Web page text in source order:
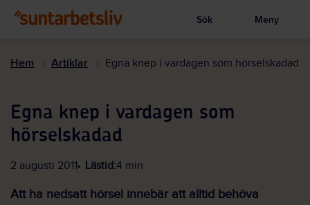
till
Visa sökruta
Sök Meny
Hem Artiklar Egna knep i vardagen som hörselskadad
Egna knep i vardagen som
hörselskadad
2 augusti 2011 Lästid:4 min
Att ha nedsatt hörsel innebär att alltid behöva